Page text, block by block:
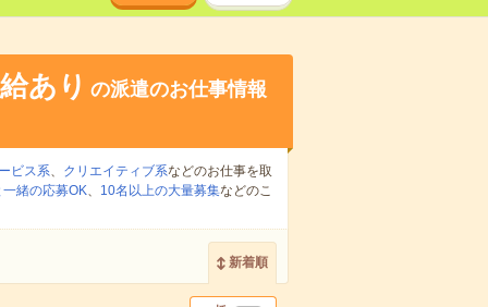
あり の派遣のお仕事情報
ビス系、 クリエイティブ系などのお仕事を取
緒の応募OK、 10名以上の大量募集などのこ
新着順